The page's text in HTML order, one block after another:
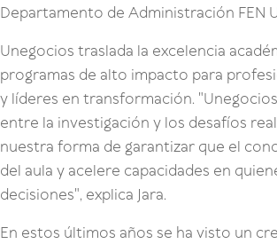
Departamento de Administración FEN
Unegocios traslada la excelencia
programas de alto impacto para
y líderes en transformación.
entre la investigación y los desafíos
nuestra forma de garantizar que el
del aula y acelere capacidades en
decisiones", explica Jara.
En estos últimos años se ha visto un